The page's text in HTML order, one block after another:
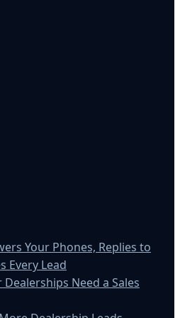
Your Phones, Replies to
Every Lead
Dealerships Need a Sales